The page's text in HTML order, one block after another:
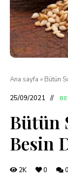
Ana sayfa » Bütün
25/09/2021
Bütün
Besin
2K 0 0